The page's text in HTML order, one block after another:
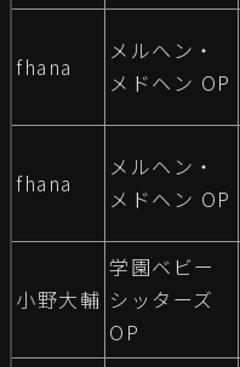
fhana
メルヘン・
メドヘン OP
fhana
メルヘン・
メドヘン OP
小野大輔
学園ベビー
シッターズ
OP